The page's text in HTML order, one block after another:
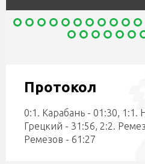
Протокол
0:1. Карабань - 01:30, 1:1.
Грецкий - 31:56, 2:2.
Ремезов - 61:27